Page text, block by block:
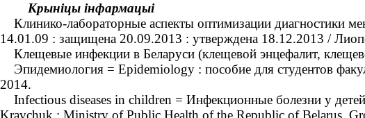
Крыніцы інфармацыі
Клинико-лабораторные аспекты оптимизации диагностики
14.01.09 : защищена 20.09.2013 : утверждена 18.12.2013 /
Клещевые инфекции в Беларуси (клещевой энцефалит,
Эпидемиология = Epidemiology : пособие для студентов
2014.
Infectious diseases in children = Инфекционные болезни у
Kravchuk ; Ministry of Public Health of the Republic of Belarus,